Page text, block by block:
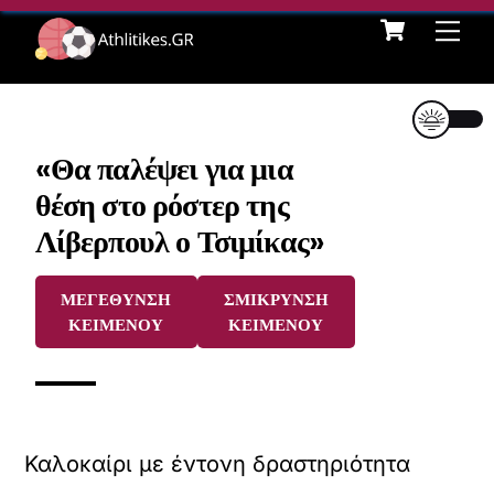
Skip
content
Cart
«Θα παλέψει για μια
θέση στο ρόστερ της
Λίβερπουλ ο Τσιμίκας»
ΜΕΓΕΘΥΝΣΗ
ΚΕΙΜΕΝΟΥ
ΣΜΙΚΡΥΝΣΗ
ΚΕΙΜΕΝΟΥ
Καλοκαίρι με έντονη δραστηριότητα